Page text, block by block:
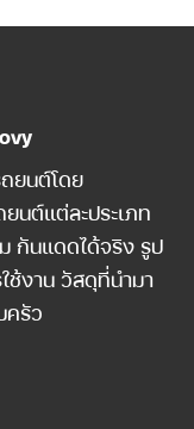
ยนต์โดย
นต์แต่ละประเภท
กันแดดได้จริง รูป
งาน วัสดุที่นำมา
ครัว